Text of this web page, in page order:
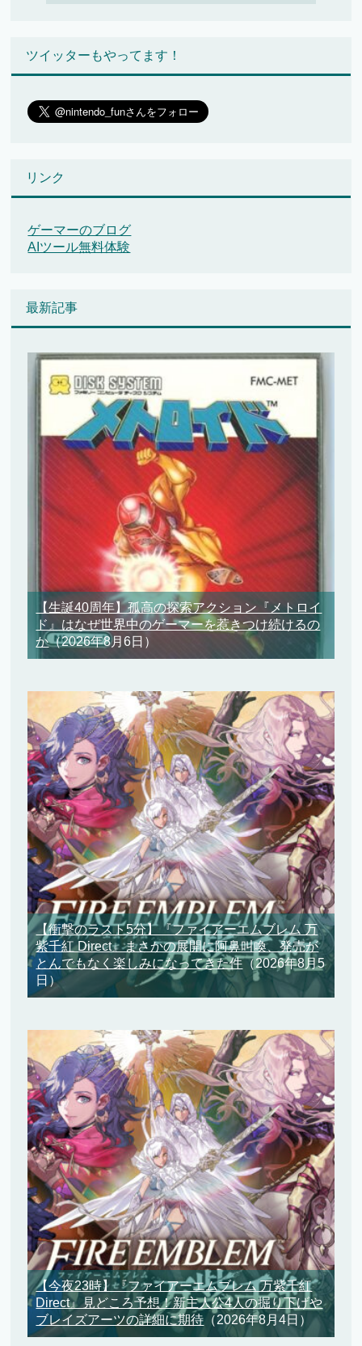
ツイッターもやってます！
リンク
ゲーマーのブログ
AIツール無料体験
最新記事
【生誕40周年】孤高の探索アクション『メトロイ
ド』はなぜ世界中のゲーマーを惹きつけ続けるの
か（2026年8月6日）
【衝撃のラスト5分】『ファイアーエムブレム 万
紫千紅 Direct』まさかの展開に阿鼻叫喚、発売が
とんでもなく楽しみになってきた件（2026年8月5
日）
【今夜23時】『ファイアーエムブレム 万紫千紅
Direct』見どころ予想！新主人公4人の掘り下げや
ブレイズアーツの詳細に期待 （2026年8月4日）